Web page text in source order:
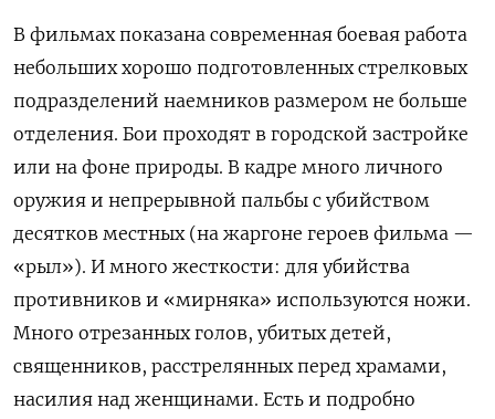
В фильмах показана современная боевая работа
небольших хорошо подготовленных стрелковых
подразделений наемников размером не больше
отделения. Бои проходят в городской застройке
или на фоне природы. В кадре много личного
оружия и непрерывной пальбы с убийством
десятков местных (на жаргоне героев фильма —
«рыл»). И много жесткости: для убийства
противников и «мирняка» используются ножи.
Много отрезанных голов, убитых детей,
священников, расстрелянных перед храмами,
насилия над женщинами. Есть и подробно